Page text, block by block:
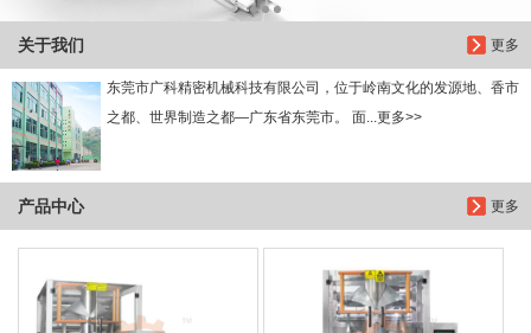
更多
关于我们
东莞市广科精密机械科技有限公司，位于岭南文化的发源地、香市
之都、世界制造之都—广东省东莞市。 面...更多>>
更多
产品中心